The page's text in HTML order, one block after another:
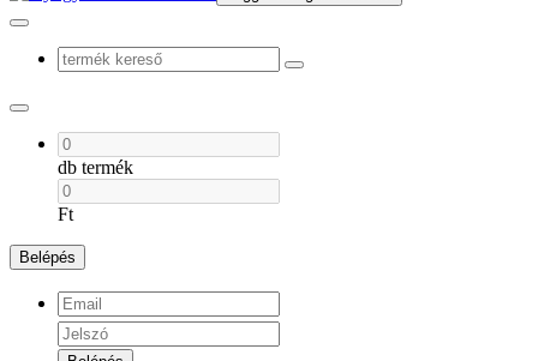
db termék
Ft
Belépés